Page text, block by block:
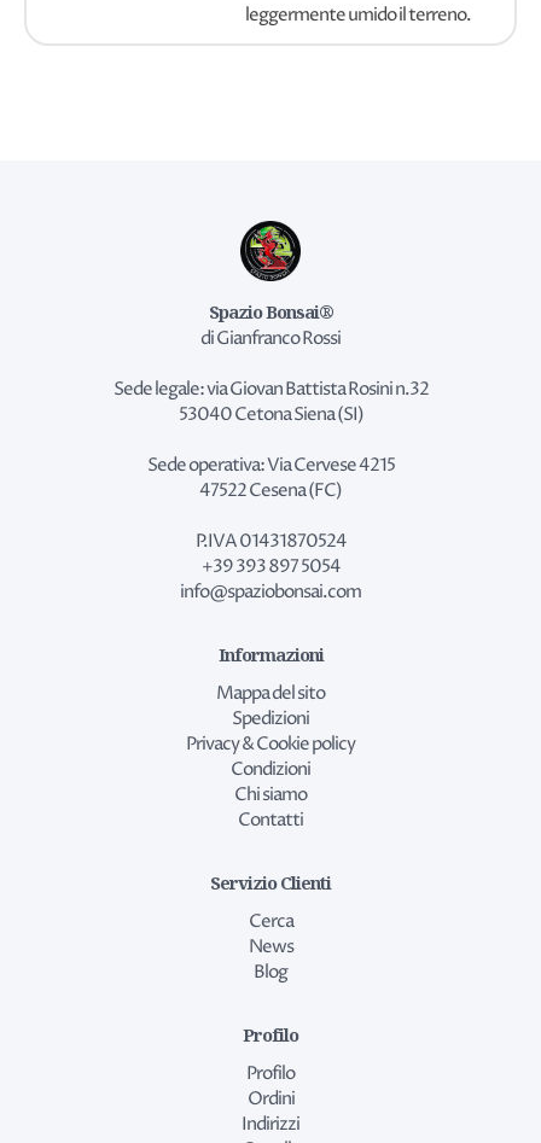
leggermente umido il terreno.
Spazio Bonsai®
di Gianfranco Rossi
Sede legale: via Giovan Battista Rosini n.32
53040 Cetona Siena (SI)
Sede operativa: Via Cervese 4215
47522 Cesena (FC)
P.IVA 01431870524
+39 393 897 5054
info@spaziobonsai.com
Informazioni
Mappa del sito
Spedizioni
Privacy & Cookie policy
Condizioni
Chi siamo
Contatti
Servizio Clienti
Cerca
News
Blog
Profilo
Profilo
Ordini
Indirizzi